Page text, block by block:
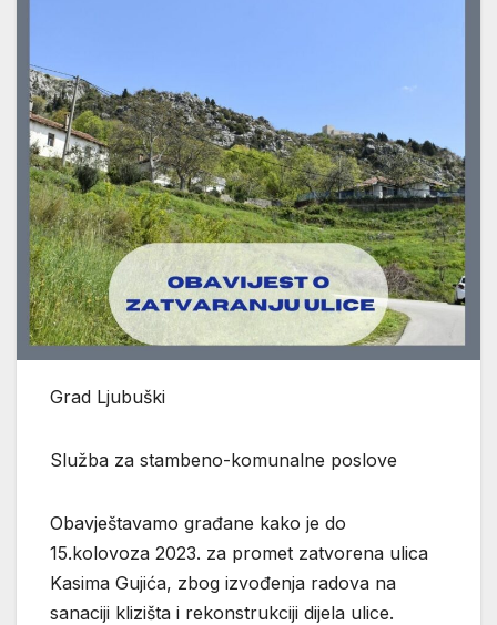
Grad Ljubuški
Služba za stambeno-komunalne poslove
Obavještavamo građane kako je do
15.kolovoza 2023. za promet zatvorena ulica
Kasima Gujića, zbog izvođenja radova na
sanaciji klizišta i rekonstrukciji dijela ulice.